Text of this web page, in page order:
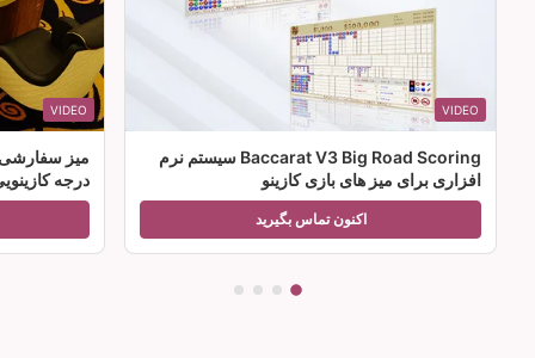
VIDEO
Baccarat V3 Big Road Scoring سیستم نرم
افزاری برای میز های بازی کازینو
اکنون تماس بگیرید
VIDEO
میز سفارشی
درجه